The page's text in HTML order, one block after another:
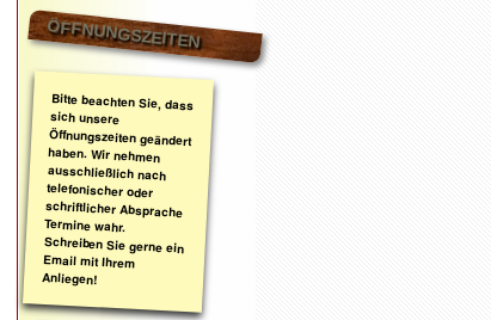
ÖFFNUNGSZEITEN
Bitte beachten Sie, dass
sich unsere
Öffnungszeiten geändert
haben. Wir nehmen
ausschließlich nach
telefonischer oder
schriftlicher Absprache
Termine wahr.
Schreiben Sie gerne ein
Email mit Ihrem
Anliegen!